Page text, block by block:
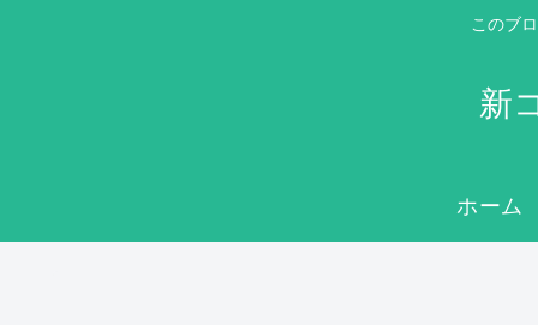
このブ
新
ホーム